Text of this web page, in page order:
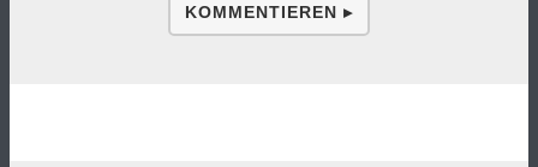
KOMMENTIEREN ▸